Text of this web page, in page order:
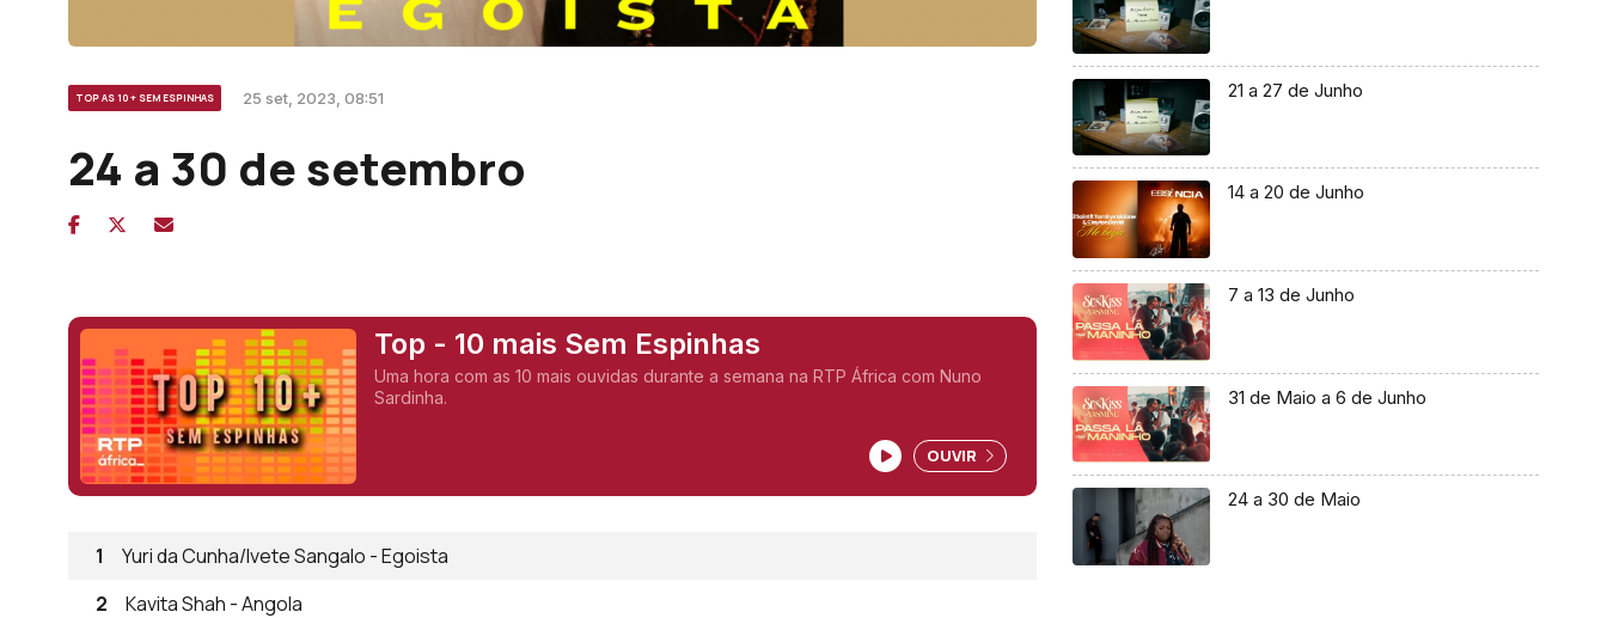
TOP AS 10 + SEM ESPINHAS 25 set, 2023, 08:51
24 a 30 de setembro
Top - 10 mais Sem Espinhas
Uma hora com as 10 mais ouvidas durante a semana na RTP África com Nuno
Sardinha.
OUVIR
1
Yuri da Cunha/Ivete Sangalo - Egoista
2
Kavita Shah - Angola
21 a 27 de Junho
14 a 20 de Junho
7 a 13 de Junho
31 de Maio a 6 de Junho
24 a 30 de Maio